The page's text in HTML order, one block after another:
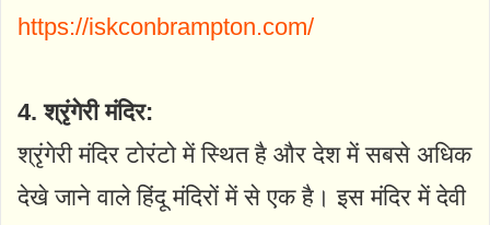
https://iskconbrampton.com/
4. श्रृंगेरी मंदिर:
श्रृंगेरी मंदिर टोरंटो में स्थित है और देश में सबसे अधिक
देखे जाने वाले हिंदू मंदिरों में से एक है। इस मंदिर में देवी